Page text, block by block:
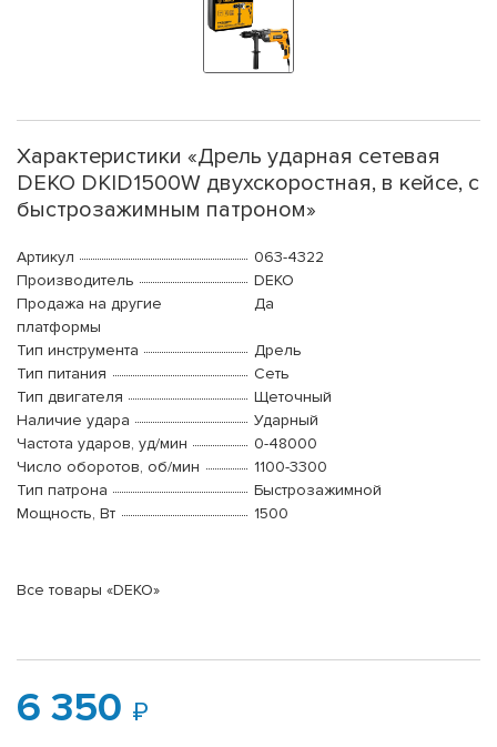
Характеристики «Дрель ударная сетевая
DEKO DKID1500W двухскоростная, в кейсе, с
быстрозажимным патроном»
Артикул
063-4322
Производитель
DEKO
Продажа на другие
платформы
Да
Тип инструмента
Дрель
Тип питания
Сеть
Тип двигателя
Щеточный
Наличие удара
Ударный
Частота ударов, уд/мин
0-48000
Число оборотов, об/мин
1100-3300
Тип патрона
Быстрозажимной
Мощность, Вт
1500
Все товары «DEKO»
6 350